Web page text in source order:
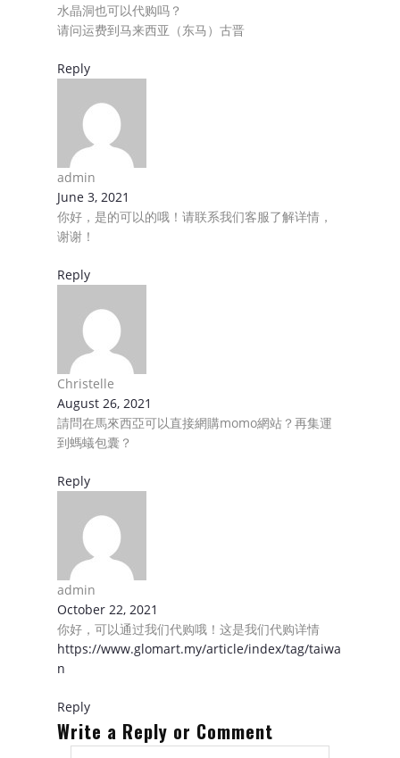
用户中心水晶洞也可以代购吗？
请问运费到马来西亚（东马）古晋
Reply
admin
June 3, 2021
你好，是的可以的哦！请联系我们客服了解详情，
谢谢！
Reply
Christelle
August 26, 2021
請問在馬來西亞可以直接網購momo網站？再集運
到螞蟻包囊？
Reply
admin
October 22, 2021
你好，可以通过我们代购哦！这是我们代购详情
https://www.glomart.my/article/index/tag/taiwa
n
Reply
Write a Reply or Comment